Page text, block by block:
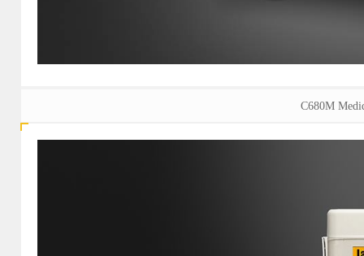
C680M